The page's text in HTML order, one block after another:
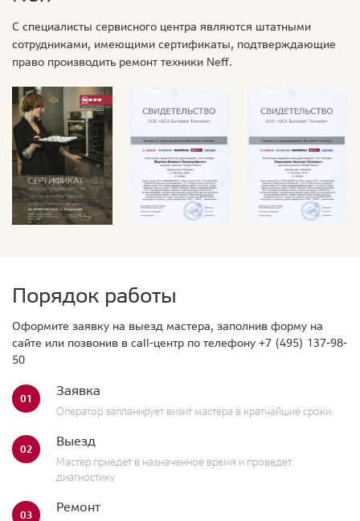
С специалисты сервисного центра являются штатными
сотрудниками, имеющими сертификаты, подтверждающие
право производить ремонт техники Neff.
Порядок работы
Оформите заявку на выезд мастера, заполнив форму на
сайте или позвонив в call-центр по телефону +7 (495) 137-98-
50
01 Заявка
Оператор запланирует визит мастера в кратчайшие сроки.
02 Выезд
Мастер приедет в назначенное время и проведет
диагностику
03 Ремонт